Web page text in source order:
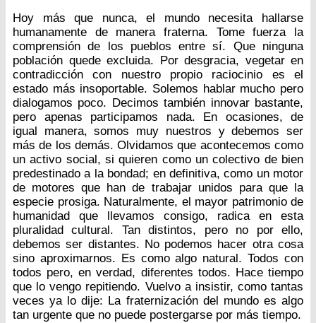
Hoy más que nunca, el mundo necesita hallarse
humanamente de manera fraterna. Tome fuerza la
comprensión de los pueblos entre sí. Que ninguna
población quede excluida. Por desgracia, vegetar en
contradicción con nuestro propio raciocinio es el
estado más insoportable. Solemos hablar mucho pero
dialogamos poco. Decimos también innovar bastante,
pero apenas participamos nada. En ocasiones, de
igual manera, somos muy nuestros y debemos ser
más de los demás. Olvidamos que acontecemos como
un activo social, si quieren como un colectivo de bien
predestinado a la bondad; en definitiva, como un motor
de motores que han de trabajar unidos para que la
especie prosiga. Naturalmente, el mayor patrimonio de
humanidad que llevamos consigo, radica en esta
pluralidad cultural. Tan distintos, pero no por ello,
debemos ser distantes. No podemos hacer otra cosa
sino aproximarnos. Es como algo natural. Todos con
todos pero, en verdad, diferentes todos. Hace tiempo
que lo vengo repitiendo. Vuelvo a insistir, como tantas
veces ya lo dije: La fraternización del mundo es algo
tan urgente que no puede postergarse por más tiempo.